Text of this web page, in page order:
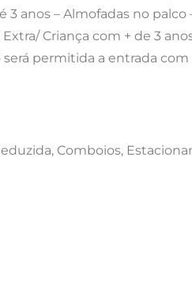
anos – Almofadas no palco
Criança com + de 3
será permitida a entrada
Comboios,